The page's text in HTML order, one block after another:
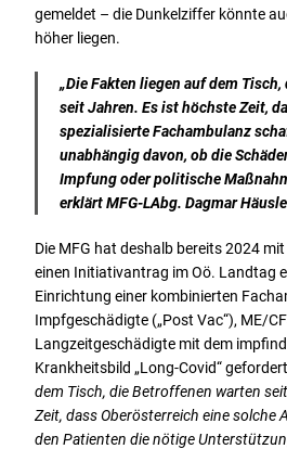
gemeldet – die Dunkelziffer könnte
höher liegen.
„Die Fakten liegen auf dem
seit Jahren. Es ist höchste Zeit,
spezialisierte Fachambulanz
unabhängig davon, ob die
Impfung oder politische
erklärt MFG-LAbg. Dagmar
Die MFG hat deshalb bereits 2024
einen Initiativantrag im Oö. Landtag
Einrichtung einer kombinierten
Impfgeschädigte („Post Vac“), ME/
Langzeitgeschädigte mit dem
Krankheitsbild „Long-Covid“
dem Tisch, die Betroffenen warten
Zeit, dass Oberösterreich eine solche
den Patienten die nötige